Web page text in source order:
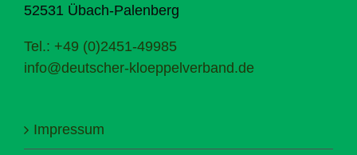
52531 Übach-Palenberg
Tel.: +49 (0)2451-49985
info@deutscher-kloeppelverband.de
Impressum